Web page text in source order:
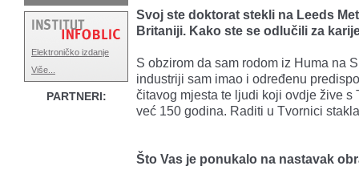
Svoj ste doktorat stekli na Leeds
Britaniji. Kako ste se odlučili za
S obzirom da sam rodom iz Huma na
industriji sam imao i određenu
čitavog mjesta te ljudi koji ovdje žive
već 150 godina. Raditi u Tvornici
Što Vas je ponukalo na nastavak
Elektroničko izdanje
Više...
PARTNERI: